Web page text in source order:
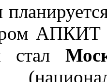
АПКИТ
стал